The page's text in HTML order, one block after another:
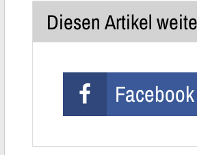
Diesen Artikel
Facebook